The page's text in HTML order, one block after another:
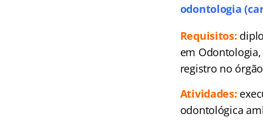
odontologia
Requisitos:
em
registro no
Atividades:
odontológica